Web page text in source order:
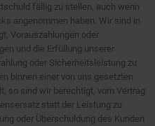
fällig zu stellen, auch wenn
angenommen haben. Wir sind in
Vorauszahlungen oder
und die Erfüllung unserer
oder Sicherheitsleistung zu
binnen einer von uns gesetzten
so sind wir berechtigt, vom Vertrag
statt der Leistung zu
oder Überschuldung des Kunden